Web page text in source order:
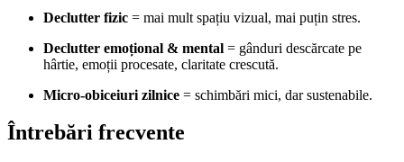
Declutter fizic = mai mult spațiu vizual, mai puțin stres.
Declutter emoțional & mental = gânduri descărcate pe
hârtie, emoții procesate, claritate crescută.
Micro-obiceiuri zilnice = schimbări mici, dar sustenabile.
Întrebări frecvente